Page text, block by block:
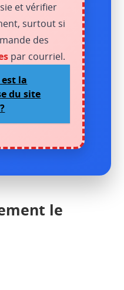
et vérifier
surtout si
des
par courriel.
la
du site
le